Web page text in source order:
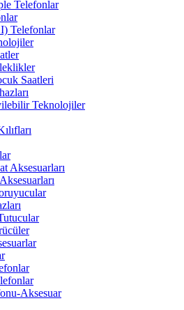
Telefonlar
Telefonlar
Saatleri
Teknolojiler
Aksesuarları
Aksesuar